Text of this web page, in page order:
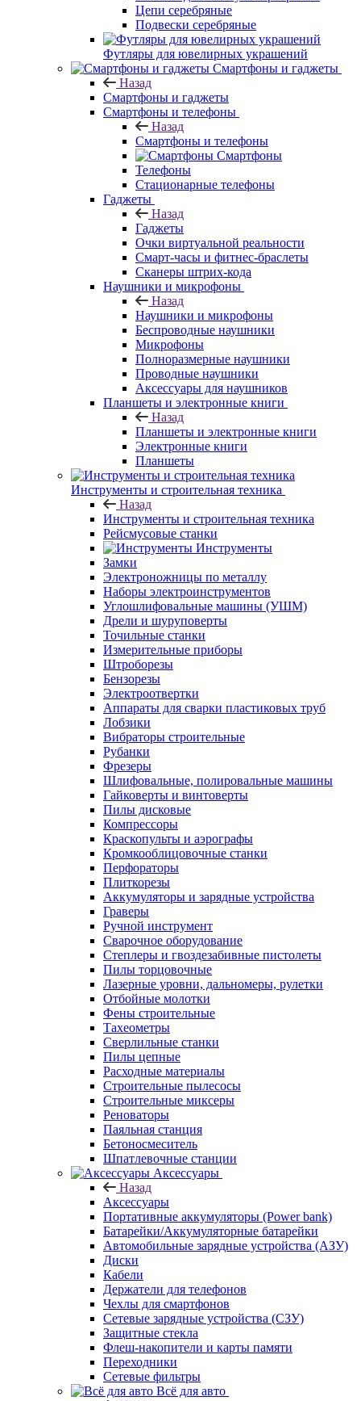
Цепи серебряные
Подвески серебряные
Футляры для ювелирных украшений
Смартфоны и гаджеты
Назад
Смартфоны и гаджеты
Смартфоны и телефоны
Назад
Смартфоны и телефоны
Смартфоны
Телефоны
Стационарные телефоны
Гаджеты
Назад
Гаджеты
Очки виртуальной реальности
Смарт-часы и фитнес-браслеты
Сканеры штрих-кода
Наушники и микрофоны
Назад
Наушники и микрофоны
Беспроводные наушники
Микрофоны
Полноразмерные наушники
Проводные наушники
Аксессуары для наушников
Планшеты и электронные книги
Назад
Планшеты и электронные книги
Электронные книги
Планшеты
Инструменты и строительная техника
Назад
Инструменты и строительная техника
Рейсмусовые станки
Инструменты
Замки
Электроножницы по металлу
Наборы электроинструментов
Углошлифовальные машины (УШМ)
Дрели и шуруповерты
Точильные станки
Измерительные приборы
Штроборезы
Бензорезы
Электроотвертки
Аппараты для сварки пластиковых труб
Лобзики
Вибраторы строительные
Рубанки
Фрезеры
Шлифовальные, полировальные машины
Гайковерты и винтоверты
Пилы дисковые
Компрессоры
Краскопульты и аэрографы
Кромкооблицовочные станки
Перфораторы
Плиткорезы
Аккумуляторы и зарядные устройства
Граверы
Ручной инструмент
Сварочное оборудование
Степлеры и гвоздезабивные пистолеты
Пилы торцовочные
Лазерные уровни, дальномеры, рулетки
Отбойные молотки
Фены строительные
Тахеометры
Сверлильные станки
Пилы цепные
Расходные материалы
Строительные пылесосы
Строительные миксеры
Реноваторы
Паяльная станция
Бетоносмеситель
Шпатлевочные станции
Аксессуары
Назад
Аксессуары
Портативные аккумуляторы (Power bank)
Батарейки/Аккумуляторные батарейки
Автомобильные зарядные устройства (АЗУ)
Диски
Кабели
Держатели для телефонов
Чехлы для смартфонов
Сетевые зарядные устройства (СЗУ)
Защитные стекла
Флеш-накопители и карты памяти
Переходники
Сетевые фильтры
Всё для авто